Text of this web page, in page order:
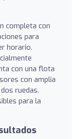
completa con
para
horario.
con una flota
con amplia
ruedas.
para la